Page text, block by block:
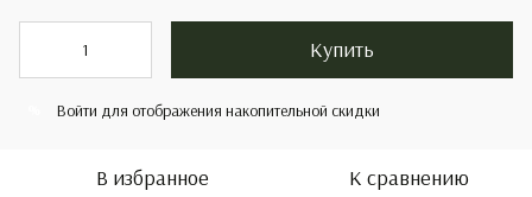
Купить
Войти для отображения накопительной скидки
В избранное К сравнению